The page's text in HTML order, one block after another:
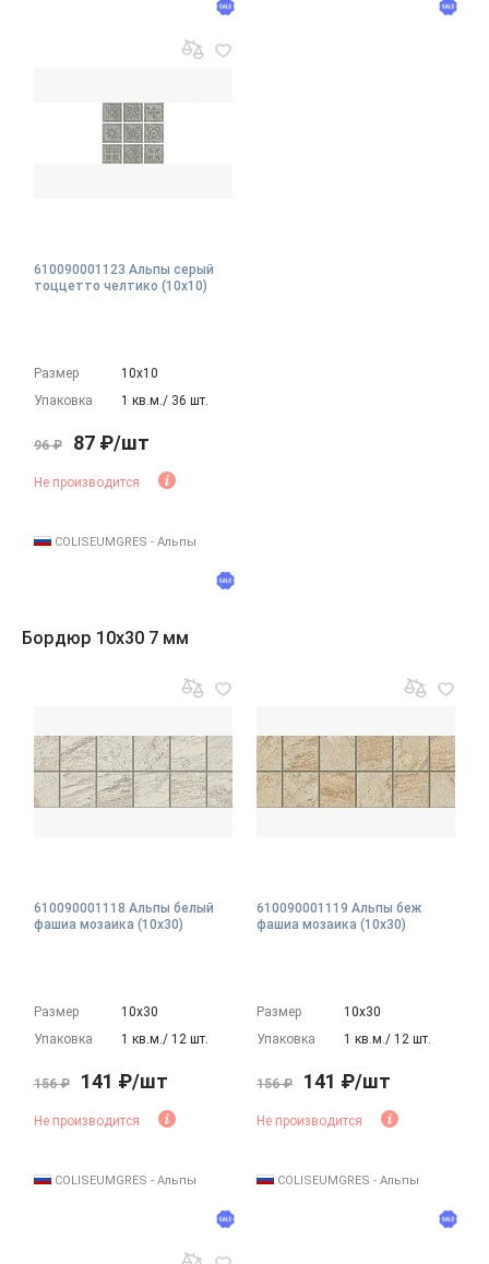
610090001123 Альпы серый
тоццетто челтико (10x10)
Размер
10х10
Упаковка
1 кв.м./ 36 шт.
96 ₽ 87 ₽/шт
Не производится
COLISEUMGRES - Альпы
Бордюр 10x30 7 мм
610090001118 Альпы белый
фашиа мозаика (10x30)
Размер
10х30
Упаковка
1 кв.м./ 12 шт.
156 ₽ 141 ₽/шт
Не производится
COLISEUMGRES - Альпы
610090001119 Альпы беж
фашиа мозаика (10x30)
Размер
10х30
Упаковка
1 кв.м./ 12 шт.
156 ₽ 141 ₽/шт
Не производится
COLISEUMGRES - Альпы